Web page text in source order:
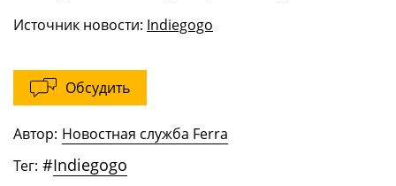
Источник новости: Indiegogo
Обсудить
Автор: Новостная служба Ferra
Тег: #Indiegogo